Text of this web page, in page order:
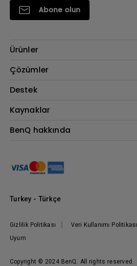
Abone olun
Ürünler
Projektör
Çözümler
BenQ AQCOLOR Elçisi
AQColor
Espor
Destek
İndirme & SSS
Kaynaklar
Projektör Atım Mesafesi Hesaplayıcı
BenQ hakkında
Grup
Marka
Haberler
Copyright © 2024 BenQ. All rights reserved.
Gizlilik Politikası Veri Kullanımı Politikası
Uyum
Turkey - Türkçe